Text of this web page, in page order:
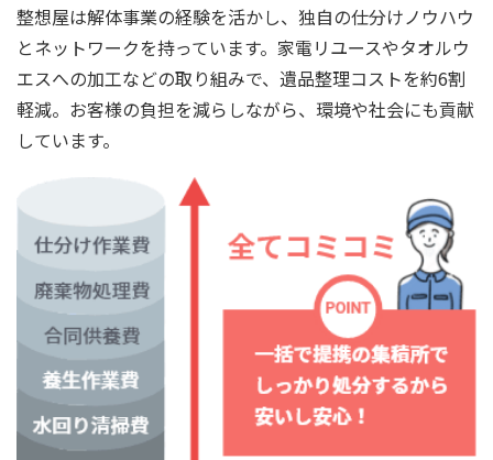
整想屋は解体事業の経験を活かし、独自の仕分けノウハウ
とネットワークを持っています。家電リユースやタオルウ
エスへの加工などの取り組みで、遺品整理コストを約6割
軽減。お客様の負担を減らしながら、環境や社会にも貢献
しています。